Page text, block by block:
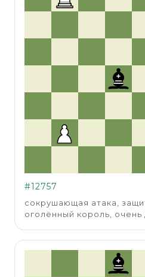
#12757
сокрушающая атака,
оголённый король,